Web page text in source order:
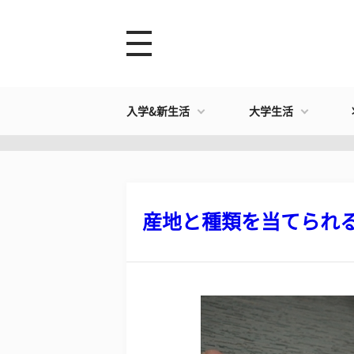
入学&新生活 大学生活
産地と種類を当てられ